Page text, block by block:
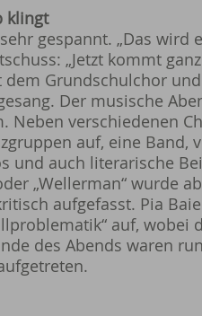
klingt
gespannt. „Das wird
„Jetzt kommt
Grundschulchor
Der musische
Neben verschiedenen
auf, eine Band,
und auch literarische
„Wellerman“ wurde
aufgefasst. Pia
auf, wobei
des Abends waren